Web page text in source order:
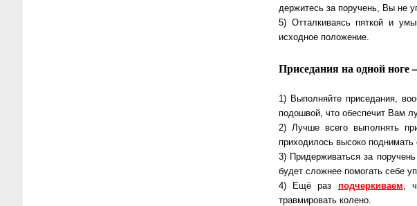
держитесь за поручень, Вы не
5) Отталкиваясь пяткой и
исходное положение.
Приседания на одной ноге –
1) Выполняйте приседания,
подошвой, что обеспечит Вам
2) Лучше всего выполнять
приходилось высоко
3) Придерживаться за
будет сложнее помогать себе
4) Ещё раз подчеркиваем ,
травмировать колено.